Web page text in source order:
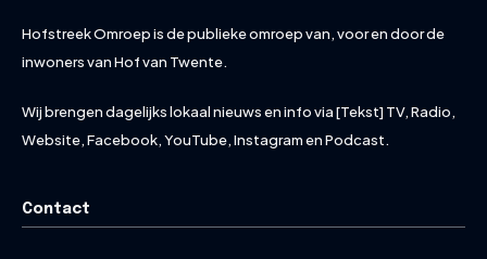
Hofstreek Omroep is de publieke omroep van, voor en door de
inwoners van Hof van Twente.
Wij brengen dagelijks lokaal nieuws en info via [Tekst] TV, Radio,
Website, Facebook, YouTube, Instagram en Podcast.
Contact